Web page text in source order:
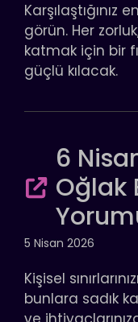
görün. Her
katmak için bir
güçlü kılacak.
6
Oğlak
5 Nisan 2026
Kişisel
bunlara sadık